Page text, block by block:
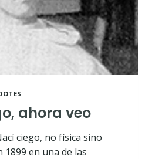
ahora veo
ciego, no física sino
en una de las